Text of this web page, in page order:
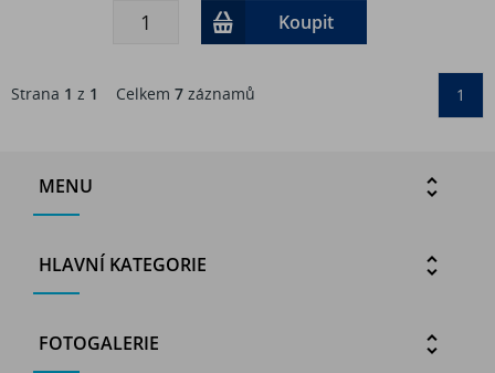
Koupit
Strana 1 z 1 Celkem 7 záznamů 1
MENU
HLAVNÍ KATEGORIE
FOTOGALERIE